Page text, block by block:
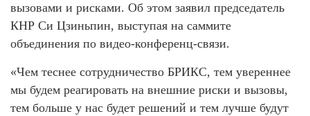
вызовами и рисками. Об этом заявил председатель
КНР Си Цзиньпин, выступая на саммите
объединения по видео-конференц-связи.
«Чем теснее сотрудничество БРИКС, тем увереннее
мы будем реагировать на внешние риски и вызовы,
тем больше у нас будет решений и тем лучше будут